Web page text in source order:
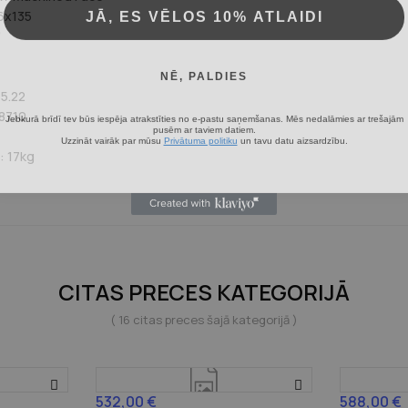
17kg
CITAS PRECES KATEGORIJĀ
( 16 citas preces šajā kategorijā )
Cena
532,00 € Cena
588,00 €
JĀ, ES VĒLOS 10% ATLAIDI
pusēm ar taviem datiem.
Uzzināt vairāk par mūsuPrivātuma politikuun tavu datu aizsardzību.